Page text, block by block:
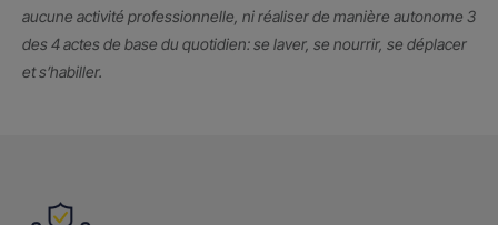
aucune activité professionnelle, ni réaliser de manière autonome 3
des 4 actes de base du quotidien: se laver, se nourrir, se déplacer
et s’habiller.